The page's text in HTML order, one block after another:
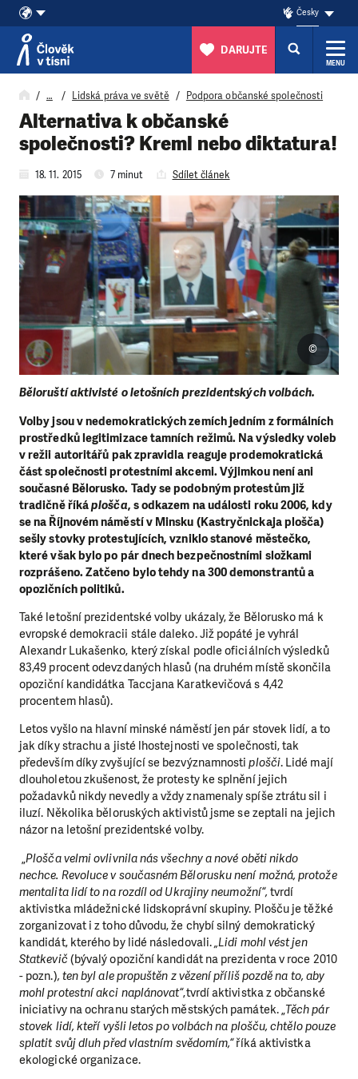
Přeskočit na obsah
Česky
DARUJTE
MENU
… Lidská práva ve světě Podpora občanské společnosti
Alternativa k občanské
společnosti? Kreml nebo diktatura!
18. 11. 2015 7 minut Sdílet článek
Běloruští aktivisté o letošních prezidentských volbách.
Volby jsou v nedemokratických zemích jedním z formálních
prostředků legitimizace tamních režimů. Na výsledky voleb
v režii autoritářů pak zpravidla reaguje prodemokratická
část společnosti protestními akcemi. Výjimkou není ani
současné Bělorusko. Tady se podobným protestům již
tradičně říkáplošča, s odkazem na události roku 2006, kdy
se na Říjnovém náměstí v Minsku (Kastryčnickaja plošča)
sešly stovky protestujících, vzniklo stanové městečko,
které však bylo po pár dnech bezpečnostními složkami
rozprášeno. Zatčeno bylo tehdy na 300 demonstrantů a
opozičních politiků.
©
Také letošní prezidentské volby ukázaly, že Bělorusko má k
evropské demokracii stále daleko. Již popáté je vyhrál
Alexandr Lukašenko, který získal podle oficiálních výsledků
83,49 procent odevzdaných hlasů (na druhém místě skončila
opoziční kandidátka Taccjana Karatkevičová s 4,42
procentem hlasů).
Letos vyšlo na hlavní minské náměstí jen pár stovek lidí, a to
jak díky strachu a jisté lhostejnosti ve společnosti, tak
především díky zvyšující se bezvýznamnostiplošči. Lidé mají
dlouholetou zkušenost, že protesty ke splnění jejich
požadavků nikdy nevedly a vždy znamenaly spíše ztrátu sil i
iluzí. Několika běloruských aktivistů jsme se zeptali na jejich
názor na letošní prezidentské volby.
„Plošča velmi ovlivnila nás všechny a nové oběti nikdo
nechce. Revoluce v současném Bělorusku není možná, protože
mentalita lidí to na rozdíl od Ukrajiny neumožní“,tvrdí
aktivistka mládežnické lidskoprávní skupiny. Plošču je těžké
zorganizovat i z toho důvodu, že chybí silný demokratický
kandidát, kterého by lidé následovali.„Lidi mohl vést jen
Statkevič(bývalý opoziční kandidát na prezidenta v roce 2010
- pozn.), ten byl ale propuštěn z vězení příliš pozdě na to, aby
mohl protestní akci naplánovat“,tvrdí aktivistka z občanské
iniciativy na ochranu starých městských památek. „Těch pár
stovek lidí, kteří vyšli letos po volbách na plošču, chtělo pouze
splatit svůj dluh před vlastním svědomím,“říká aktivistka
ekologické organizace.